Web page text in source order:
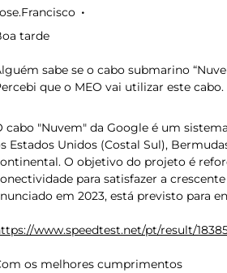
tarde
sabe se o cabo submarino
que o MEO vai utilizar este cabo.
cabo "Nuvem" da Google é um
Estados Unidos (Costal Sul),
O objetivo do projeto é
para satisfazer a
em 2023, está previsto para
www.speedtest.net/pt/result/
os melhores cumprimentos